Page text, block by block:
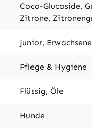
Coco-Glucoside,
Zitrone,
Junior,
Pflege & Hygiene
Flüssig, Öle
Hunde